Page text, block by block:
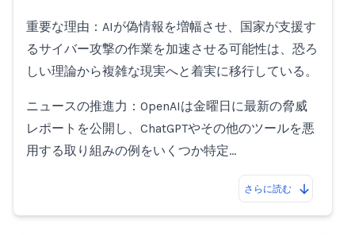
重要な理由：AIが偽情報を増幅させ、国家が支援す
るサイバー攻撃の作業を加速させる可能性は、恐ろ
しい理論から複雑な現実へと着実に移行している。
ニュースの推進力：OpenAIは金曜日に最新の脅威
レポートを公開し、ChatGPTやその他のツールを悪
用する取り組みの例をいくつか特定…
さらに読む